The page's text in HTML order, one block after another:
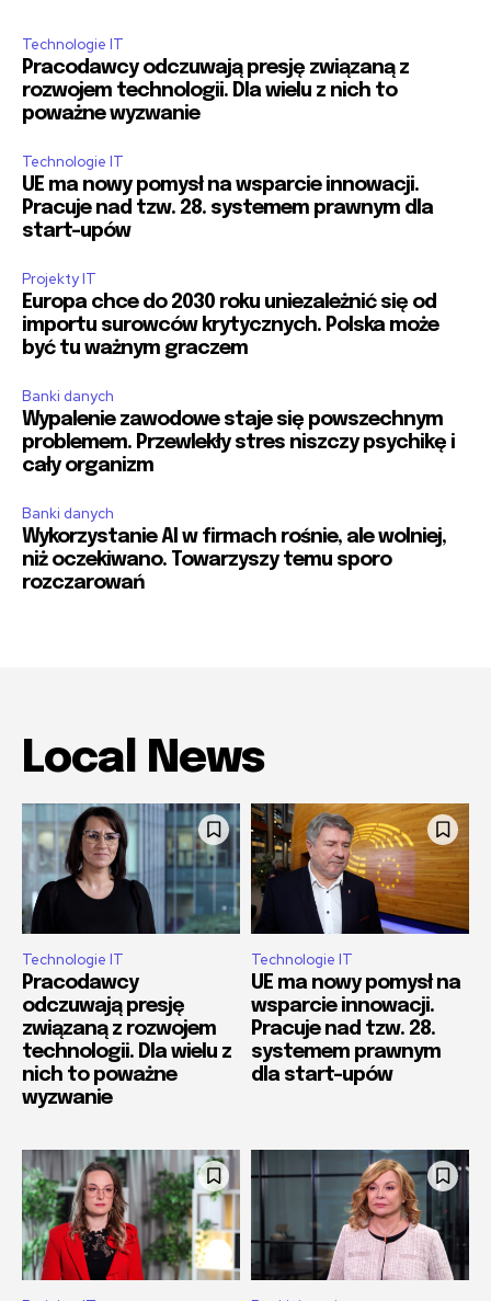
Technologie IT
Pracodawcy odczuwają presję związaną z
rozwojem technologii. Dla wielu z nich to
poważne wyzwanie
Technologie IT
UE ma nowy pomysł na wsparcie innowacji.
Pracuje nad tzw. 28. systemem prawnym dla
start-upów
Projekty IT
Europa chce do 2030 roku uniezależnić się od
importu surowców krytycznych. Polska może
być tu ważnym graczem
Banki danych
Wypalenie zawodowe staje się powszechnym
problemem. Przewlekły stres niszczy psychikę i
cały organizm
Banki danych
Wykorzystanie AI w firmach rośnie, ale wolniej,
niż oczekiwano. Towarzyszy temu sporo
rozczarowań
Local News
Technologie IT
Pracodawcy
odczuwają presję
związaną z rozwojem
technologii. Dla wielu z
nich to poważne
wyzwanie
Technologie IT
UE ma nowy pomysł na
wsparcie innowacji.
Pracuje nad tzw. 28.
systemem prawnym
dla start-upów